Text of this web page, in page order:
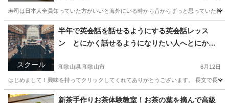
寿司は日本人全員知っていた方がいいと海外にいる時から昔からずっと思っていた料
東京 中央区 寿司 埼玉 さいたま市 寿司 魚の
スクール
半年で英会話を話せるようにする英会話レッス
ン とにかく話せるようになりたい人へとにかく
和歌山県 和歌山市 6月12日
はじめまして！興味を持ってクリックしてくれてありがとうございます。 長文で長
和歌山 和歌山市 英語 先生
新茶手作りお茶体験教室！お茶の葉を摘んで高級